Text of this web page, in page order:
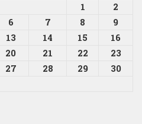
1
2
6 7 8
9
13 14 15
16
20 21 22
23
27 28 29
30